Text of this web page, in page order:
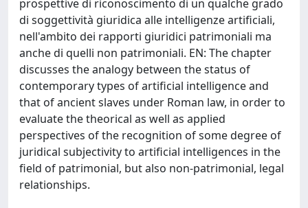
prospettive di riconoscimento di un qualche grado
di soggettività giuridica alle intelligenze artificiali,
nell'ambito dei rapporti giuridici patrimoniali ma
anche di quelli non patrimoniali. EN: The chapter
discusses the analogy between the status of
contemporary types of artificial intelligence and
that of ancient slaves under Roman law, in order to
evaluate the theorical as well as applied
perspectives of the recognition of some degree of
juridical subjectivity to artificial intelligences in the
field of patrimonial, but also non-patrimonial, legal
relationships.